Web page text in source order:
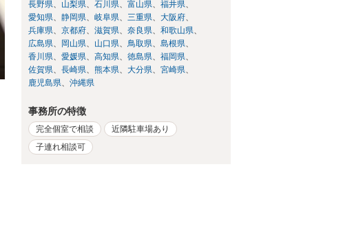
長野県
山梨県 石川県 富山県
福井県
愛知県
静岡県 岐阜県 三重県
大阪府
兵庫県
京都府 滋賀県 奈良県
和歌山県
広島県
岡山県 山口県 鳥取県
島根県
香川県
愛媛県 高知県 徳島県
福岡県
佐賀県
長崎県 熊本県 大分県
宮崎県
鹿児島県
沖縄県
事務所の特徴
完全個室で相談
近隣駐車場あり
子連れ相談可